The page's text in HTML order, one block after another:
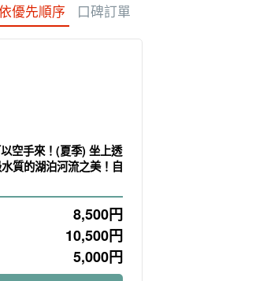
優先順序 口碑訂單
空手來！(夏季) 坐上透
質的湖泊河流之美！自
8,500円
10,500円
5,000円